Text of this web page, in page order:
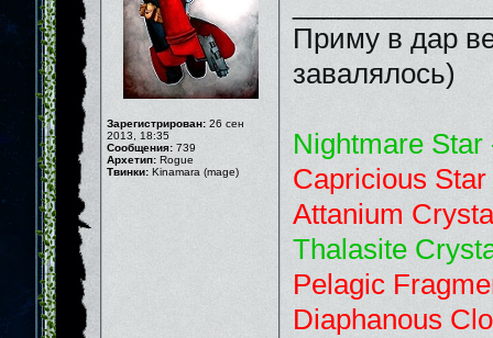
Зарегистрирован: 26 сен
2013, 18:35
Сообщения: 739
Архетип: Rogue
Твинки: Kinamara (mage)
Приму в дар
завалялось)
Nightmare Star
Capricious
Attanium
Thalasite
Pelagic
Diaphanous